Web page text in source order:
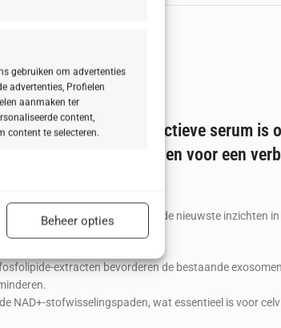
gebruiken om advertenties
advertenties, Profielen
aanmaken ter
content,
content te selecteren.
automatisch
en
Beheer opties
Serum. Dit multieffectieve serum is
elasticiteit te verhogen voor een
en PRO-Exo-extracten die de nieuwste inzichten in
extracten bevorderen de bestaande
NAD+-stofwisselingspaden, wat essentieel is voor